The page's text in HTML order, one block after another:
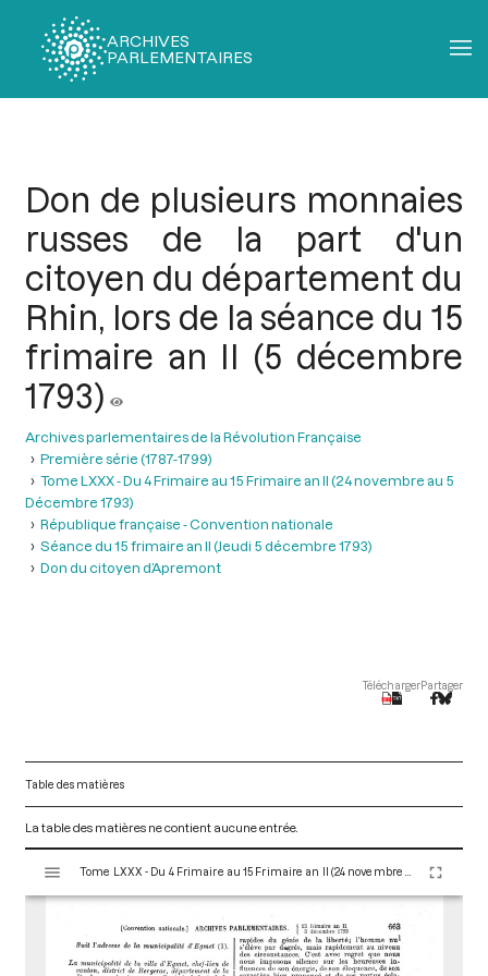
ARCHIVES
PARLEMENTAIRES
Don de plusieurs monnaies
russes de la part d'un
citoyen du département du
Rhin, lors de la séance du 15
frimaire an II (5 décembre
1793)
Archives parlementaires de la Révolution Française
Première série (1787-1799)
Tome LXXX - Du 4 Frimaire au 15 Frimaire an II (24 novembre au 5
Décembre 1793)
République française - Convention nationale
Séance du 15 frimaire an II (Jeudi 5 décembre 1793)
Don du citoyen d’Apremont
TéléchargerPartager
Table des matières
La table des matières ne contient aucune entrée.
s